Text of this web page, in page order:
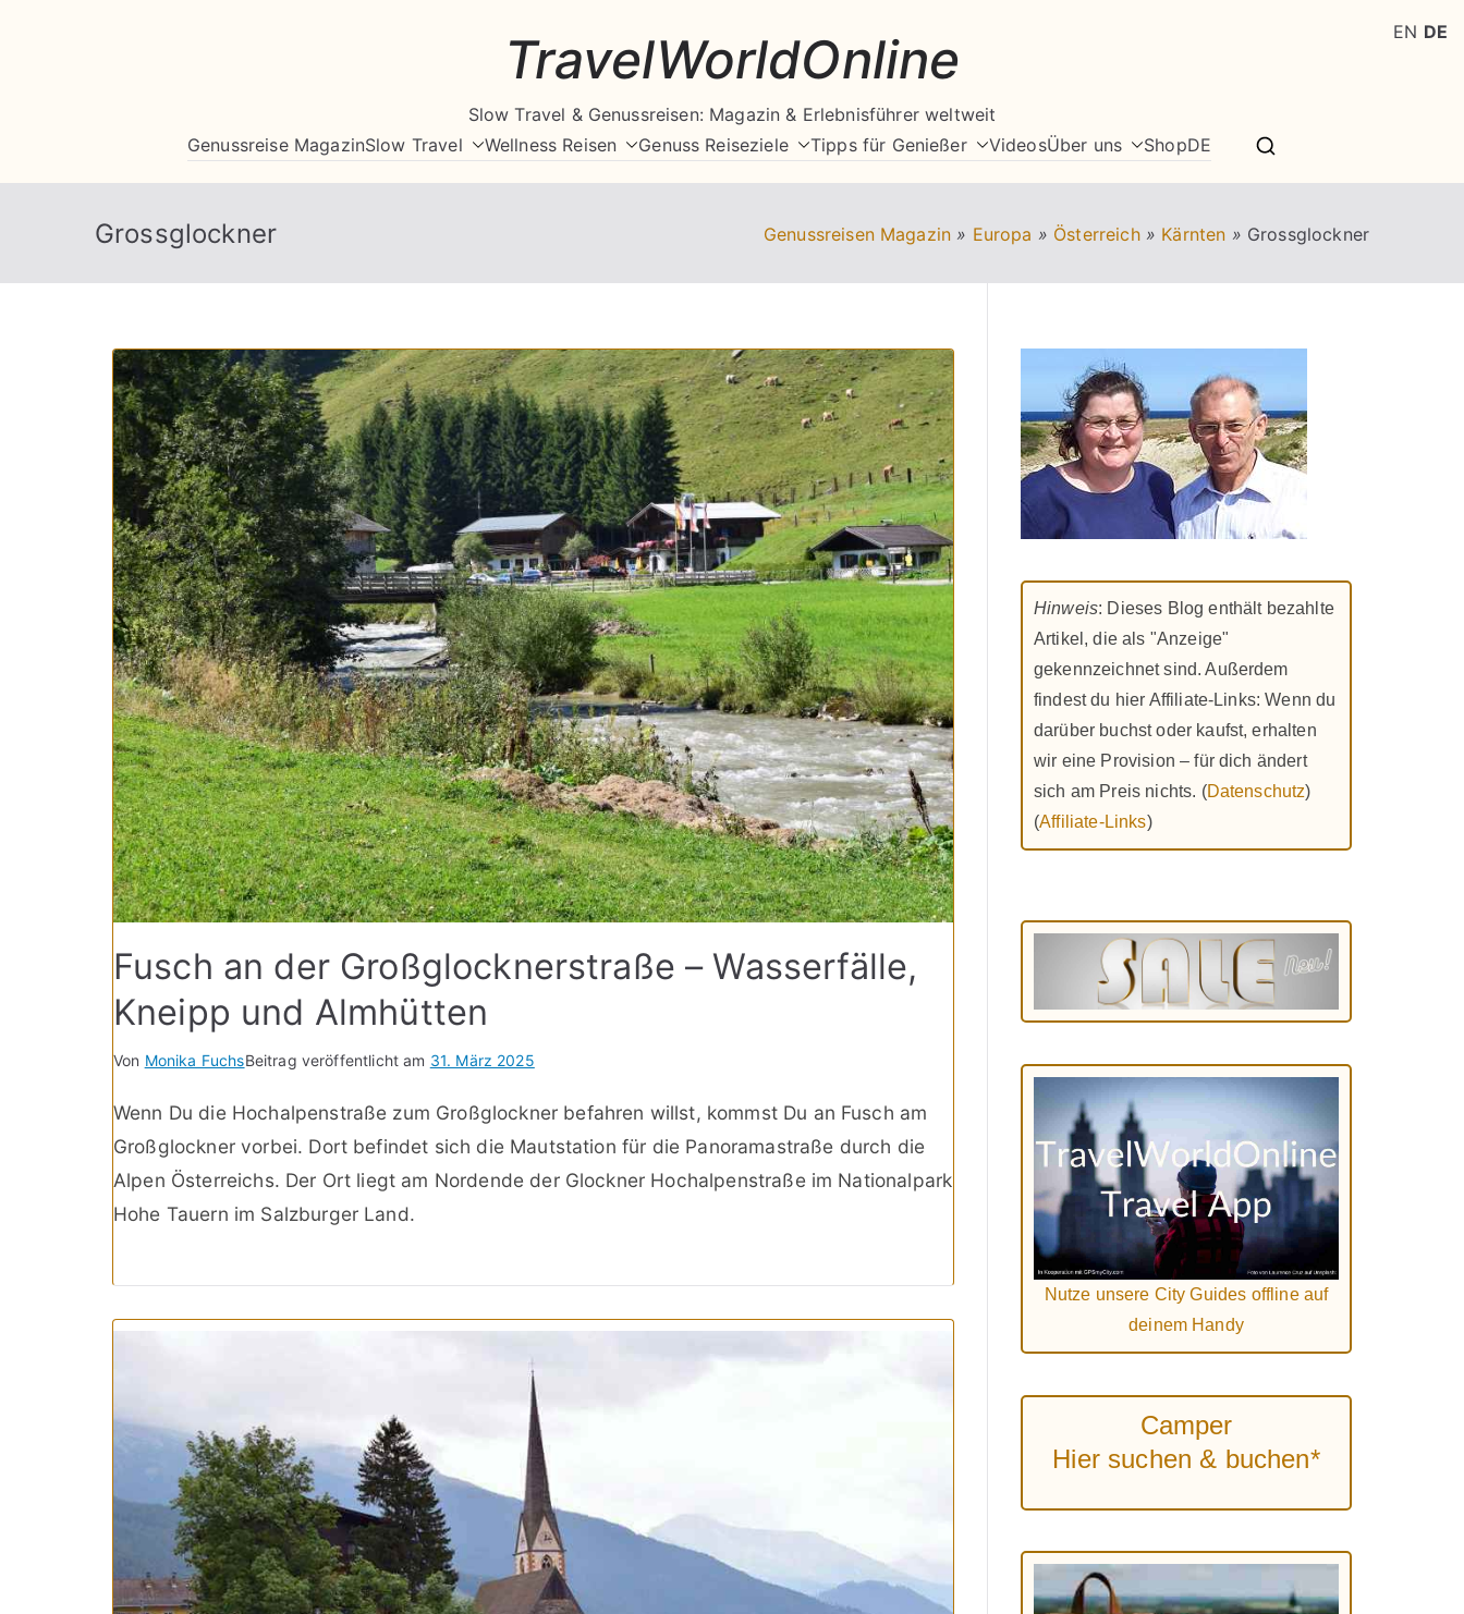
TravelWorldOnline
Slow Travel & Genussreisen: Magazin & Erlebnisführer weltweit
Genussreise MagazinSlow Travel Wellness Reisen Genuss Reiseziele Tipps für Genießer VideosÜber uns ShopDE
Grossglockner Genussreisen Magazin » Europa » Österreich » Kärnten » Grossglockner
Fusch an der Großglocknerstraße – Wasserfälle,
Kneipp und Almhütten
Von Monika FuchsBeitrag veröffentlicht am 31. März 2025
Wenn Du die Hochalpenstraße zum Großglockner befahren willst, kommst Du an Fusch am
Großglockner vorbei. Dort befindet sich die Mautstation für die Panoramastraße durch die
Alpen Österreichs. Der Ort liegt am Nordende der Glockner Hochalpenstraße im Nationalpark
Hohe Tauern im Salzburger Land.
Hinweis: Dieses Blog enthält bezahlte
Artikel, die als "Anzeige"
gekennzeichnet sind. Außerdem
findest du hier Affiliate-Links: Wenn du
darüber buchst oder kaufst, erhalten
wir eine Provision – für dich ändert
sich am Preis nichts. (Datenschutz)
(Affiliate-Links)
Nutze unsere City Guides offline auf
deinem Handy
Camper
Hier suchen & buchen*
EN DE